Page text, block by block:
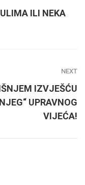
ILI NEKA
NEXT
IZVJEŠĆU
UPRAVNOG
VIJEĆA!